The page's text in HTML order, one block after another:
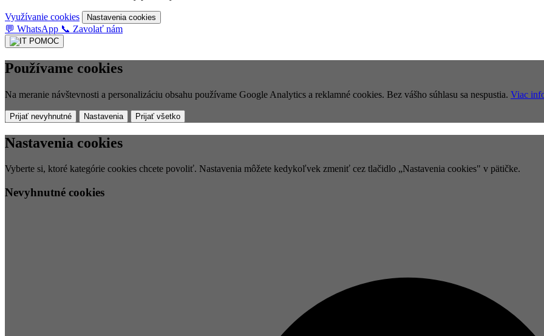
Využívanie cookies Nastavenia cookies
💬 WhatsApp 📞 Zavolať nám
Používame cookies
Na meranie návštevnosti a personalizáciu obsahu používame Google Analytics a reklamné cookies. Bez vášho súhlasu sa nespustia. Viac
Prijať nevyhnutné Nastavenia Prijať všetko
Nastavenia cookies
Vyberte si, ktoré kategórie cookies chcete povoliť. Nastavenia môžete kedykoľvek zmeniť cez tlačidlo „Nastavenia cookies" v pätičke.
Nevyhnutné cookies